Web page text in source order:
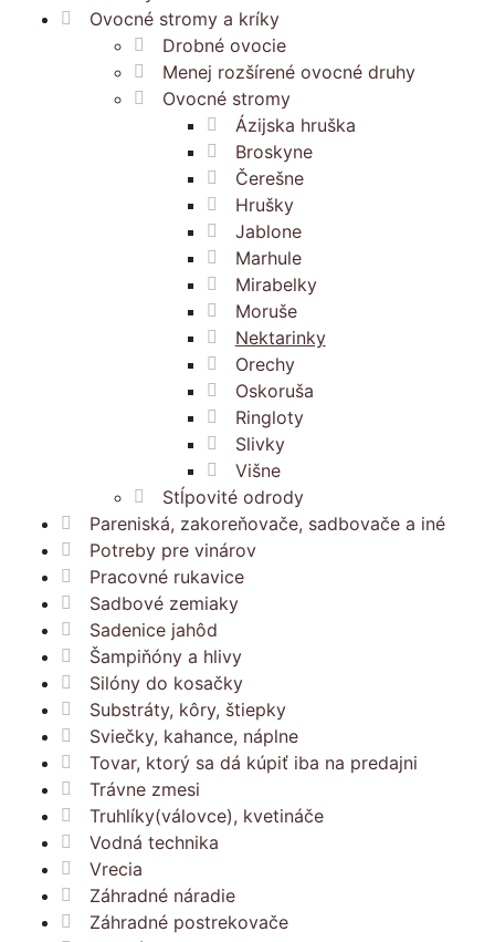
Ovocné stromy a kríky
Drobné ovocie
Menej rozšírené ovocné druhy
Ovocné stromy
Ázijska hruška
Broskyne
Čerešne
Hrušky
Jablone
Marhule
Mirabelky
Moruše
Nektarinky
Orechy
Oskoruša
Ringloty
Slivky
Višne
Stĺpovité odrody
Pareniská, zakoreňovače, sadbovače a iné
Potreby pre vinárov
Pracovné rukavice
Sadbové zemiaky
Sadenice jahôd
Šampiňóny a hlivy
Silóny do kosačky
Substráty, kôry, štiepky
Sviečky, kahance, náplne
Tovar, ktorý sa dá kúpiť iba na predajni
Trávne zmesi
Truhlíky(válovce), kvetináče
Vodná technika
Vrecia
Záhradné náradie
Záhradné postrekovače